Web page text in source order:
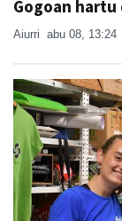
Gogoan
Aiurri abu 08, 13:24